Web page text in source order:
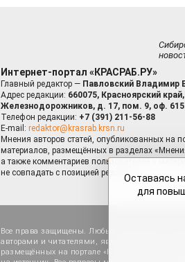
Интернет-портал «КРАСРАБ.РУ»
Главный редактор — Павловский Владимир
Адрес редакции: 660075, Красноярский
Железнодорожников, д. 17, пом. 9, оф.
Телефон редакции: +7 (391) 211-56-88
E-mail: redaktor@krasrab.krsn.ru
Мнения авторов статей, опубликованных на
материалов, размещённых в разделах
а также комментариев пользователей к
не совпадать с позицией редакции.
Все права защищены. Любые материалы,
авторами и читателями, являются объектами
размещённых на портале «Красраб.ру»,
Оставаясь
для